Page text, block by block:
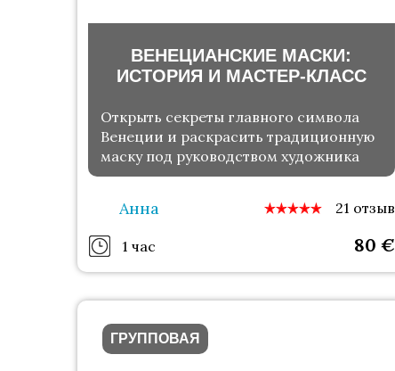
ВЕНЕЦИАНСКИЕ МАСКИ:
ИСТОРИЯ И МАСТЕР-КЛАСС
Открыть секреты главного символа
Венеции и раскрасить традиционную
маску под руководством художника
Анна 21 отзыв
1 час 80 €
ГРУППОВАЯ